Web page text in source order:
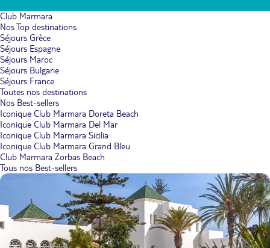
Club Marmara
Nos Top destinations
Séjours Grèce
Séjours Espagne
Séjours Maroc
Séjours Bulgarie
Séjours France
Toutes nos destinations
Nos Best-sellers
Iconique Club Marmara Doreta Beach
Iconique Club Marmara Del Mar
Iconique Club Marmara Sicilia
Iconique Club Marmara Grand Bleu
Club Marmara Zorbas Beach
Tous nos Best-sellers